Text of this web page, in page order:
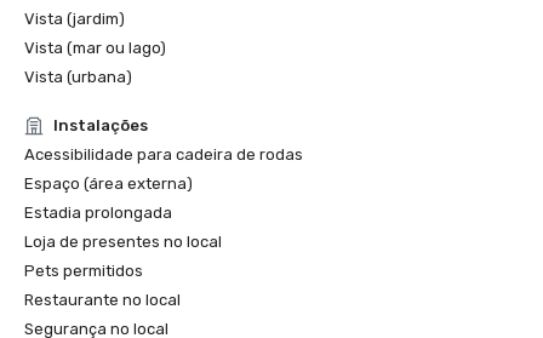
2022 Historic Hotels of America Best City Center Historic
Hotel Nominee Finalist
2021 SF Weekly Reader Poll Winner Best Hotel
Vista (jardim)
Vista (mar ou lago)
Vista (urbana)
Instalações
Acessibilidade para cadeira de rodas
Espaço (área externa)
Estadia prolongada
Loja de presentes no local
Pets permitidos
Restaurante no local
Segurança no local